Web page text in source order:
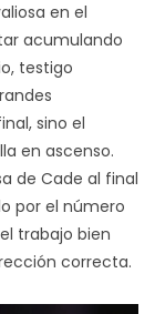
en el
acumulando
testigo
sino el
en ascenso.
de Cade al final
por el número
trabajo bien
correcta.